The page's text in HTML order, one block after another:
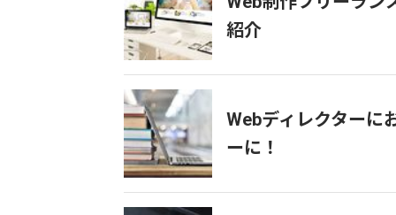
紹介
Webディレクターに
ーに！